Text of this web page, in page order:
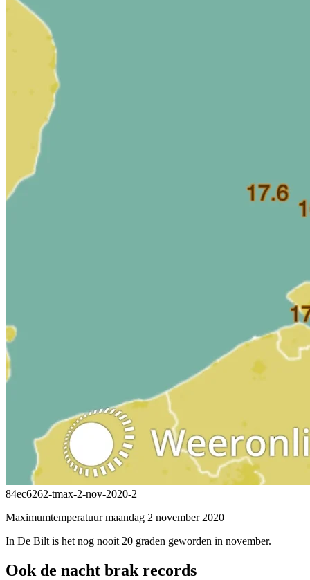
84ec6262-tmax-2-nov-2020-2
Maximumtemperatuur maandag 2 november 2020
In De Bilt is het nog nooit 20 graden geworden in november.
Ook de nacht brak records